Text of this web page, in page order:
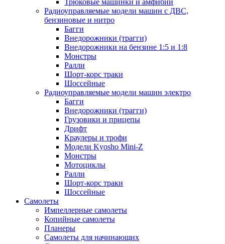
Трюковые машинки и амфибии
Радиоуправляемые модели машин с ДВС,
бензиновые и нитро
Багги
Внедорожники (трагги)
Внедорожники на бензине 1:5 и 1:8
Монстры
Ралли
Шорт-корс траки
Шоссейные
Радиоуправляемые модели машин электро
Багги
Внедорожники (трагги)
Грузовики и прицепы
Дрифт
Краулеры и трофи
Модели Kyosho Mini-Z
Монстры
Мотоциклы
Ралли
Шорт-корс траки
Шоссейные
Самолеты
Импеллерные самолеты
Копийные самолеты
Планеры
Самолеты для начинающих